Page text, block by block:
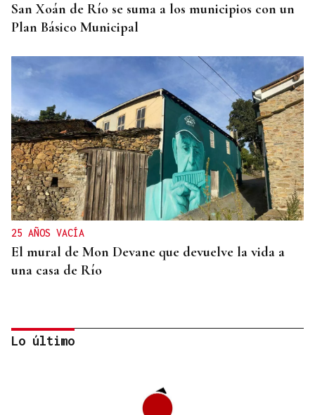
San Xoán de Río se suma a los municipios con un
Plan Básico Municipal
25 AÑOS VACÍA
El mural de Mon Devane que devuelve la vida a
una casa de Río
Lo último